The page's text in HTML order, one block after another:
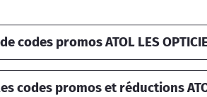
codes promos ATOL LES
codes promos et réductions